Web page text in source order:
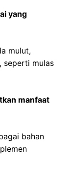
yang
mulut,
seperti mulas
manfaat
bahan